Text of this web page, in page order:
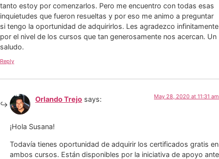
tanto estoy por comenzarlos. Pero me encuentro con todas esas
inquietudes que fueron resueltas y por eso me animo a preguntar
si tengo la oportunidad de adquirirlos. Les agradezco infinitamente
por el nivel de los cursos que tan generosamente nos acercan. Un
saludo.
Reply
Orlando Trejo says: May 28, 2020 at 11:31 am
¡Hola Susana!
Todavía tienes oportunidad de adquirir los certificados gratis en
ambos cursos. Están disponibles por la iniciativa de apoyo ante